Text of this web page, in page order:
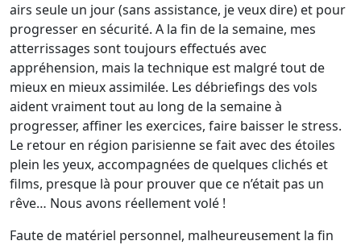
airs seule un jour (sans assistance, je veux dire) et pour
progresser en sécurité. A la fin de la semaine, mes
atterrissages sont toujours effectués avec
appréhension, mais la technique est malgré tout de
mieux en mieux assimilée. Les débriefings des vols
aident vraiment tout au long de la semaine à
progresser, affiner les exercices, faire baisser le stress.
Le retour en région parisienne se fait avec des étoiles
plein les yeux, accompagnées de quelques clichés et
films, presque là pour prouver que ce n’était pas un
rêve… Nous avons réellement volé !
Faute de matériel personnel, malheureusement la fin